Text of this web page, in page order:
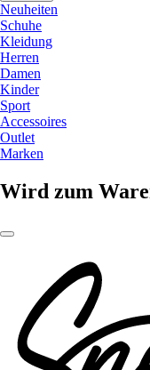
Neuheiten
Schuhe
Kleidung
Herren
Damen
Kinder
Sport
Accessoires
Outlet
Marken
Wird zum